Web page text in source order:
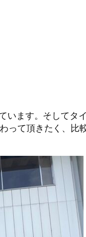
います。そしてタ
って頂きたく、比